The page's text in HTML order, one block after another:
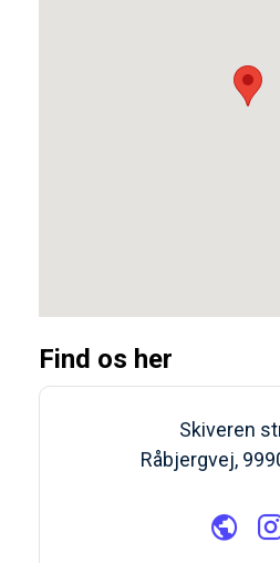
Find os her
Skiveren
Råbjergvej,